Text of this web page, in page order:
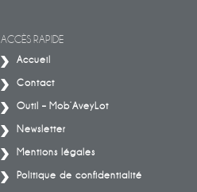
ACCÈS RAPIDE
Accueil
Contact
Outil – Mob’AveyLot
Newsletter
Mentions légales
Politique de confidentialité